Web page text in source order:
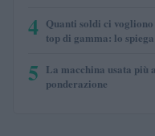
4 Quanti soldi ci
top di gamma: lo
5 La macchina usata più
ponderazione